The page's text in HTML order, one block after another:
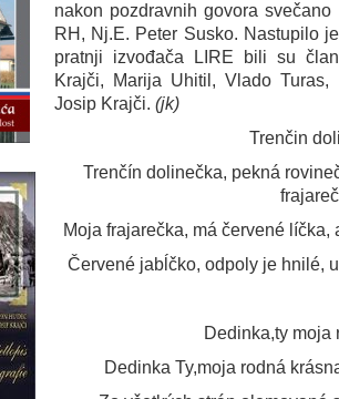
nakon pozdravnih govora
RH, Nj.E. Peter Susko. Nastupilo
pratnji izvođača LIRE bili su
Krajči, Marija Uhitil, Vlado
Josip Krajči. (jk)
Trenčin
Trenčín dolinečka, pekná
Moja frajarečka, má červené
Červené jabĺčko, odpoly je hnilé,
Dedinka,ty moja
Dedinka Ty,moja rodná